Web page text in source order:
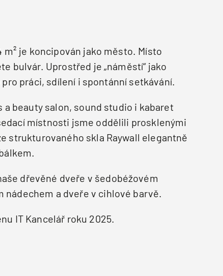
m² je koncipován jako město. Místo
bulvár. Uprostřed je „náměstí“ jako
práci, sdílení i spontánní setkávání.
beauty salon, sound studio i kabaret
místnosti jsme oddělili prosklenými
strukturovaného skla Raywall elegantně
dřevěné dveře v šedobéžovém
nádechem a dveře v cihlové barvě.
IT Kancelář roku 2025.